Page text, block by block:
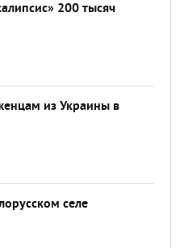
200 тысяч
из Украины в
селе